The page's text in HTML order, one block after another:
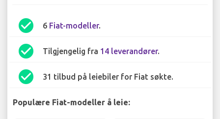
check_circle 6 Fiat-modeller.
check_circle Tilgjengelig fra 14 leverandører.
check_circle 31 tilbud på leiebiler for Fiat søkte.
Populære Fiat-modeller å leie: